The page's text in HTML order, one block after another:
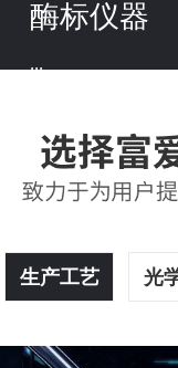
酶标仪器
...
生产工艺 光